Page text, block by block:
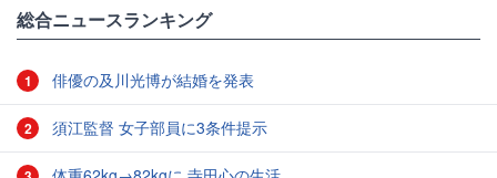
総合ニュースランキング
1 俳優の及川光博が結婚を発表
2 須江監督 女子部員に3条件提示